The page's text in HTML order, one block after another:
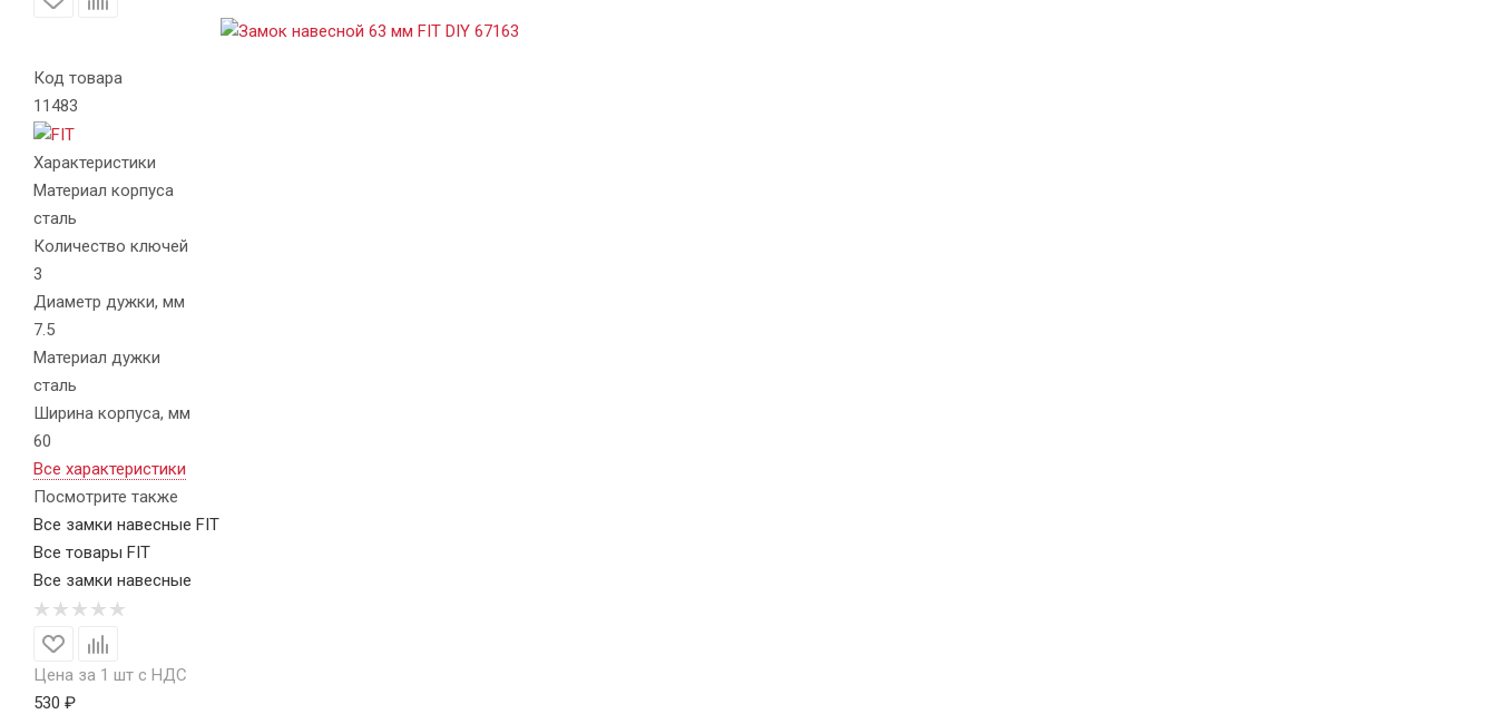
Код товара
11483
Характеристики
Материал корпуса
сталь
Количество ключей
3
Диаметр дужки, мм
7.5
Материал дужки
сталь
Ширина корпуса, мм
60
Все характеристики
Посмотрите также
Все замки навесные FIT
Все товары FIT
Все замки навесные
Цена за 1 шт с НДС
530 ₽